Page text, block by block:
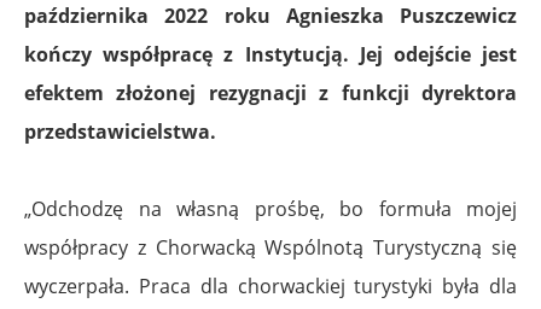
października 2022 roku Agnieszka Puszczewicz
kończy współpracę z Instytucją. Jej odejście jest
efektem złożonej rezygnacji z funkcji dyrektora
przedstawicielstwa.
„Odchodzę na własną prośbę, bo formuła mojej
współpracy z Chorwacką Wspólnotą Turystyczną się
wyczerpała. Praca dla chorwackiej turystyki była dla